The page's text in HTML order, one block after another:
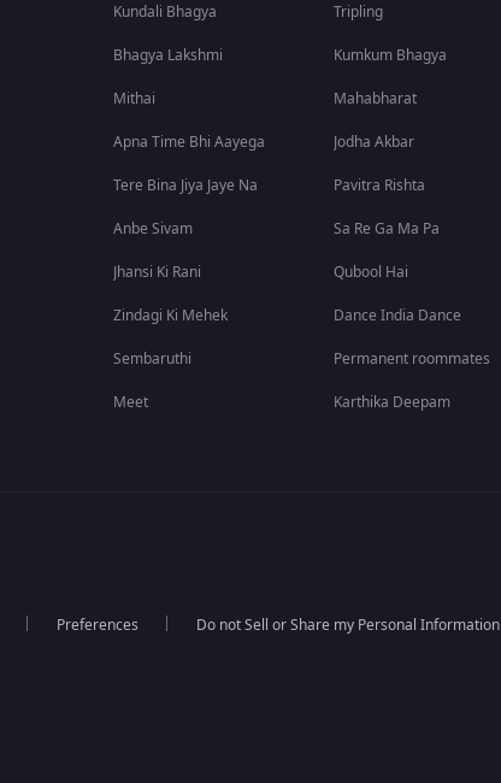
Kundali Bhagya
Bhagya Lakshmi
Mithai
Apna Time Bhi Aayega
Tere Bina Jiya Jaye Na
Anbe Sivam
Jhansi Ki Rani
Zindagi Ki Mehek
Sembaruthi
Meet
Tripling
Kumkum Bhagya
Mahabharat
Jodha Akbar
Pavitra Rishta
Sa Re Ga Ma Pa
Qubool Hai
Dance India Dance
Permanent roommates
Karthika Deepam
Preferences Do not Sell or Share my Personal Information